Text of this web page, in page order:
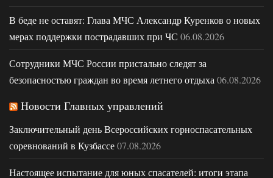
В беде не оставят: Глава МЧС Александр Куренков о новых
мерах поддержки пострадавших при ЧС 06.08.2026
Сотрудники МЧС России пристально следят за
безопасностью граждан во время летнего отдыха 06.08.2026
Новости Главных управлений
Заключительный день Всероссийских горноспасательных
соревнований в Кузбассе07.08.2026
Настоящее испытание для юных спасателей: итоги этапа